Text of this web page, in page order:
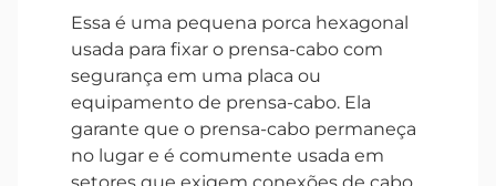
Essa é uma pequena porca hexagonal
usada para fixar o prensa-cabo com
segurança em uma placa ou
equipamento de prensa-cabo. Ela
garante que o prensa-cabo permaneça
no lugar e é comumente usada em